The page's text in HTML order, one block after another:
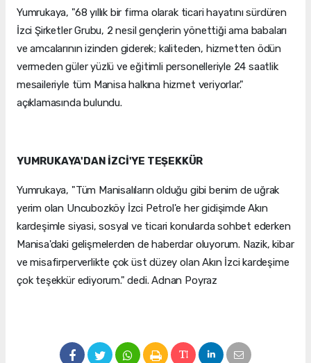
Yumrukaya, "68 yıllık bir firma olarak ticari hayatını sürdüren
İzci Şirketler Grubu, 2 nesil gençlerin yönettiği ama babaları
ve amcalarının izinden giderek; kaliteden, hizmetten ödün
vermeden güler yüzlü ve eğitimli personelleriyle 24 saatlik
mesaileriyle tüm Manisa halkına hizmet veriyorlar."
açıklamasında bulundu.
YUMRUKAYA'DAN İZCİ'YE TEŞEKKÜR
Yumrukaya, "Tüm Manisalıların olduğu gibi benim de uğrak
yerim olan Uncubozköy İzci Petrol'e her gidişimde Akın
kardeşimle siyasi, sosyal ve ticari konularda sohbet ederken
Manisa'daki gelişmelerden de haberdar oluyorum. Nazik, kibar
ve misafirperverlikte çok üst düzey olan Akın İzci kardeşime
çok teşekkür ediyorum." dedi. Adnan Poyraz